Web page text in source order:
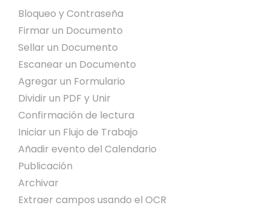
Bloqueo y Contraseña
Firmar un Documento
Sellar un Documento
Escanear un Documento
Agregar un Formulario
Dividir un PDF y Unir
Confirmación de lectura
Iniciar un Flujo de Trabajo
Añadir evento del Calendario
Publicación
Archivar
Extraer campos usando el OCR